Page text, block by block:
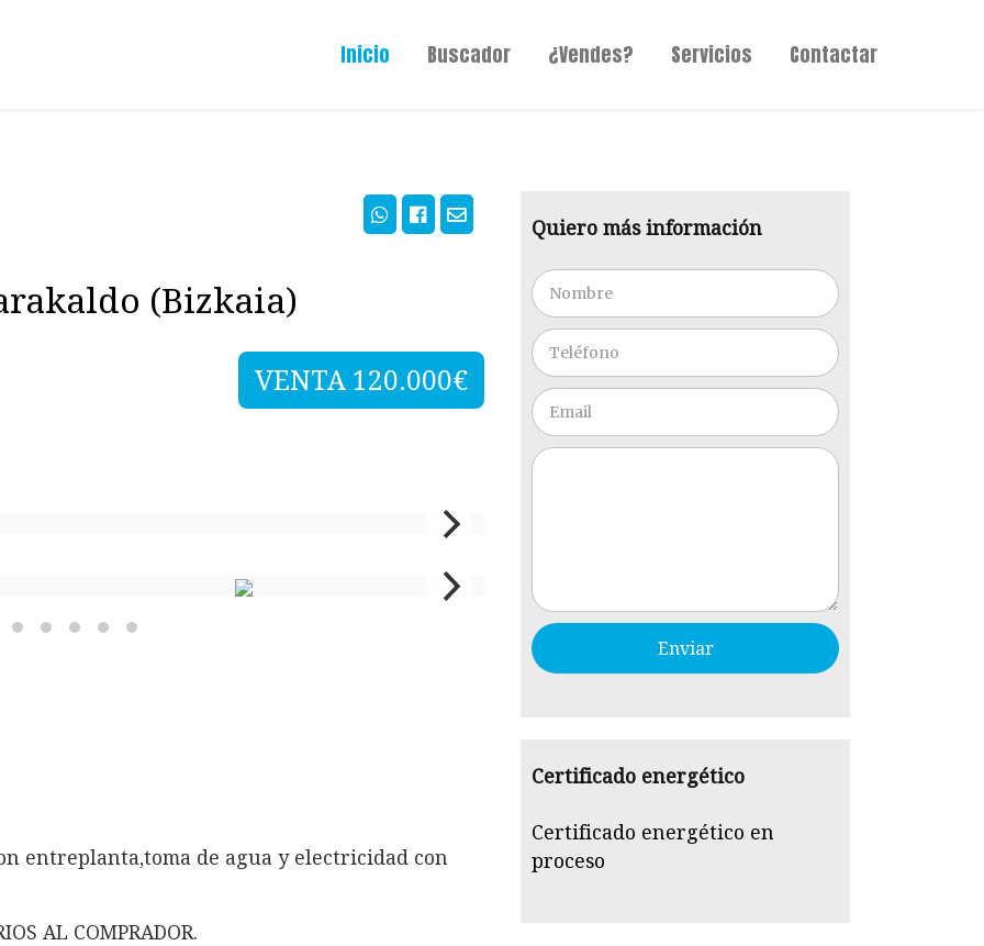
Inicio Buscador ¿Vendes? Servicios Contactar
(Bizkaia)
VENTA 120.000€
entreplanta,toma de agua y electricidad con
AL COMPRADOR.
Quiero más información
Certificado energético
Certificado energético en
proceso